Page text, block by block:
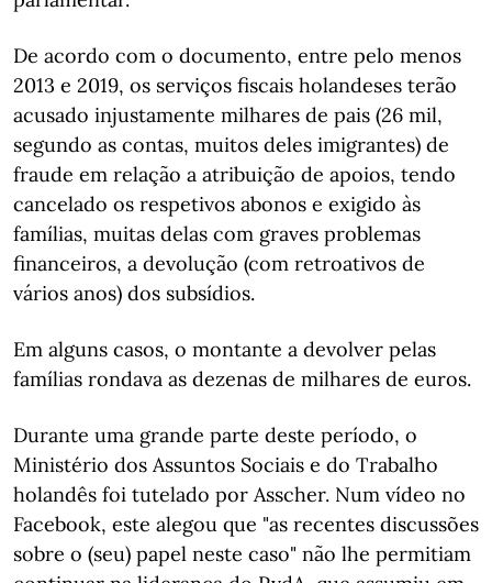
De acordo com o documento, entre pelo menos
2013 e 2019, os serviços fiscais holandeses terão
acusado injustamente milhares de pais (26 mil,
segundo as contas, muitos deles imigrantes) de
fraude em relação a atribuição de apoios, tendo
cancelado os respetivos abonos e exigido às
famílias, muitas delas com graves problemas
financeiros, a devolução (com retroativos de
vários anos) dos subsídios.
Em alguns casos, o montante a devolver pelas
famílias rondava as dezenas de milhares de euros.
Durante uma grande parte deste período, o
Ministério dos Assuntos Sociais e do Trabalho
holandês foi tutelado por Asscher. Num vídeo no
Facebook, este alegou que "as recentes discussões
sobre o (seu) papel neste caso" não lhe permitiam